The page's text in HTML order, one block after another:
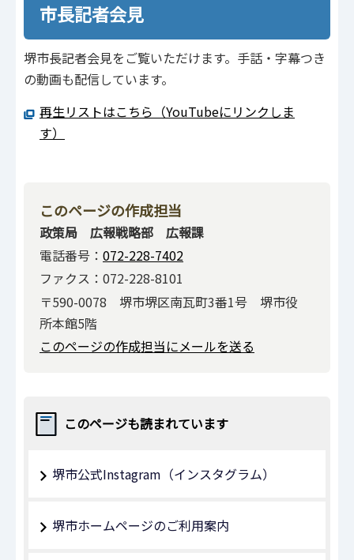
市長記者会見
堺市長記者会見をご覧いただけます。手話・字幕つき
の動画も配信しています。
再生リストはこちら（YouTubeにリンクしま
す）
このページの作成担当
政策局 広報戦略部 広報課
電話番号： 072-228-7402
ファクス：072-228-8101
〒590-0078 堺市堺区南瓦町3番1号 堺市役
所本館5階
このページの作成担当にメールを送る
このページも読まれています
堺市公式Instagram（インスタグラム）
堺市ホームページのご利用案内